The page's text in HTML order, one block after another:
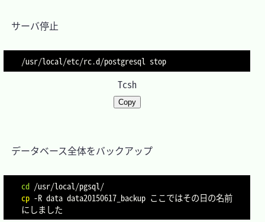
サーバ停止
Tcsh
Copy
データベース全体をバックアップ
cd
cp -R data data20150617_backup ここではその日の名前